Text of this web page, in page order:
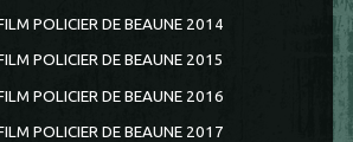
POLICIER DE BEAUNE 2014
POLICIER DE BEAUNE 2015
POLICIER DE BEAUNE 2016
POLICIER DE BEAUNE 2017